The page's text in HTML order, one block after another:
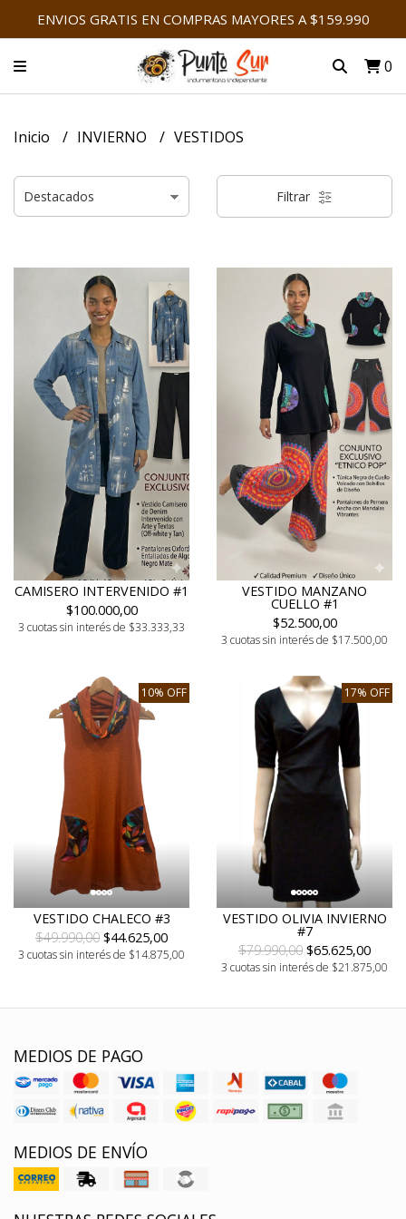
ENVIOS GRATIS EN COMPRAS MAYORES A $159.990
0
Inicio INVIERNO VESTIDOS
Filtrar
CAMISERO INTERVENIDO #1
$100.000,00
3 cuotas sin interés de $33.333,33
VESTIDO MANZANO
CUELLO #1
$52.500,00
3 cuotas sin interés de $17.500,00
10% OFF
VESTIDO CHALECO #3
$49.990,00 $44.625,00
3 cuotas sin interés de $14.875,00
17% OFF
VESTIDO OLIVIA INVIERNO
#7
$79.990,00 $65.625,00
3 cuotas sin interés de $21.875,00
MEDIOS DE PAGO
MEDIOS DE ENVÍO